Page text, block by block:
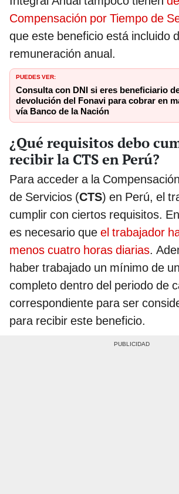
Compensación por Tiempo de
que este beneficio está incluido
remuneración anual.
PUEDES VER:
Consulta con DNI si eres beneficiario
devolución del Fonavi para cobrar en
vía Banco de la Nación
¿Qué requisitos debo
recibir la CTS en Perú?
Para acceder a la
de Servicios (CTS) en Perú, el
cumplir con ciertos requisitos.
es necesario que el trabajador
menos cuatro horas diarias.
haber trabajado un mínimo de
completo dentro del periodo de
correspondiente para ser
para recibir este beneficio.